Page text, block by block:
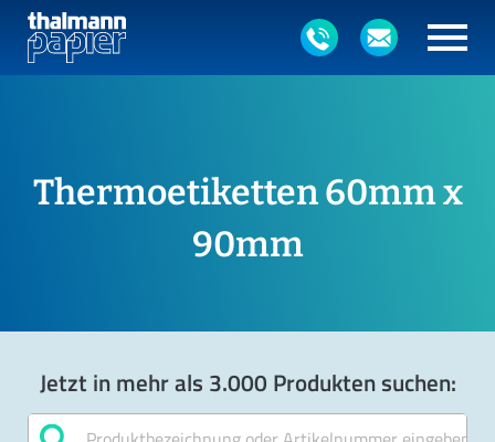
Thermoetiketten 60mm x
90mm
Jetzt in mehr als 3.000 Produkten suchen: